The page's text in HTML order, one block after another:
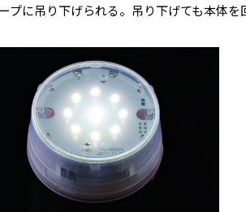
プに吊り下げられる。吊り下げても本体を